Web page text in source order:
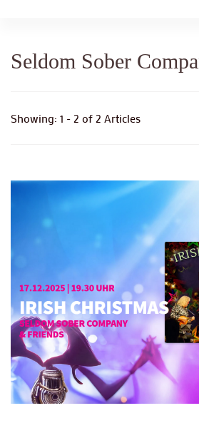
Seldom Sober
Showing: 1 - 2 of 2 Articles